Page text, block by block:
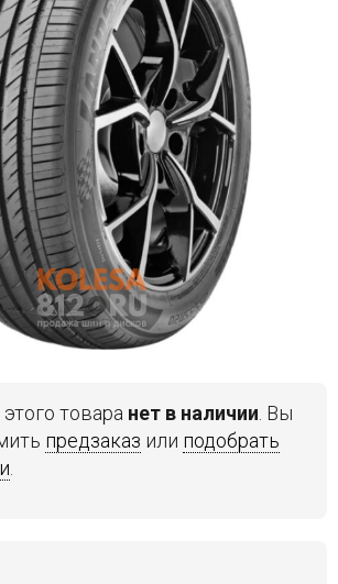
товара нет в наличии . Вы
предзаказ или подобрать